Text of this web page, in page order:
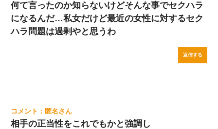
何て言ったのか知らないけどそんな事でセクハラ
になるんだ…私女だけど最近の女性に対するセク
ハラ問題は過剰やと思うわ
返信する
匿名
相手の正当性をこれでもかと強調し